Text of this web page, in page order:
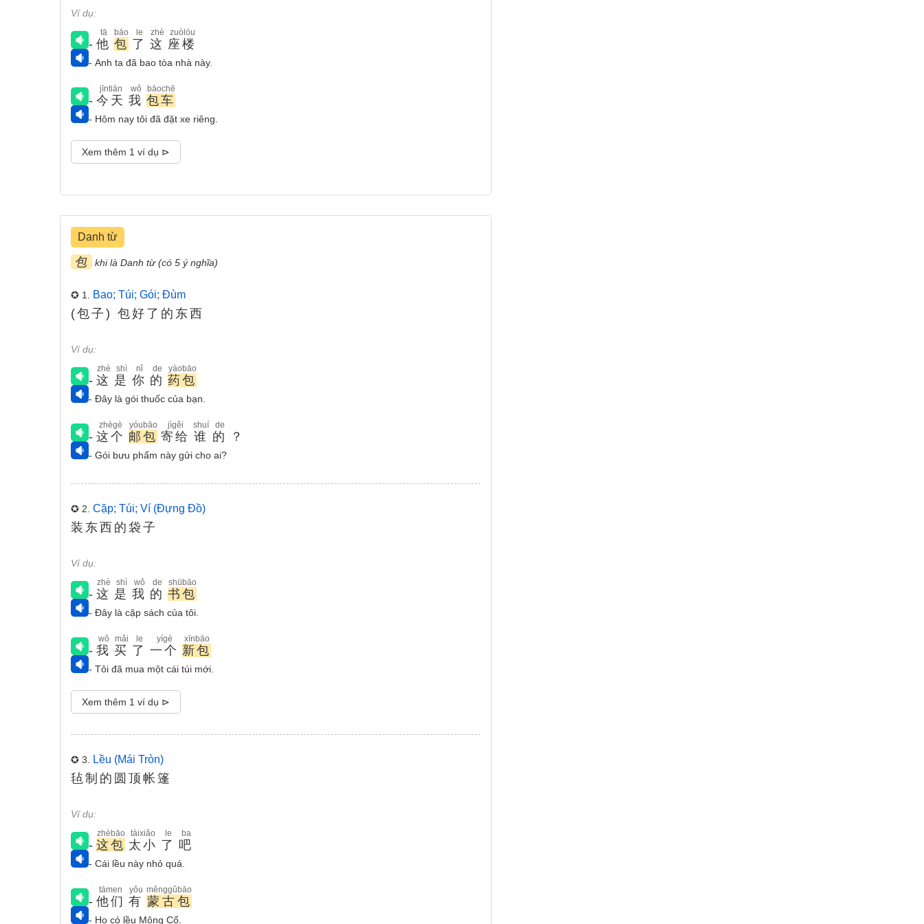
Ví dụ:
- 他
tā
包
bāo
了
le
这
zhè
座楼
zuòlóu
- Anh ta đã bao tòa nhà này.
- 今天
jīntiān
我
wǒ
包车
bāochē
- Hôm nay tôi đã đặt xe riêng.
Xem thêm 1 ví dụ ⊳
Danh từ
包 khi là Danh từ (có 5 ý nghĩa)
✪ 1. Bao; Túi; Gói; Đùm
(包子) 包好了的东西
Ví dụ:
- 这
zhè
是
shì
你
nǐ
的
de
药包
yàobāo
- Đây là gói thuốc của bạn.
- 这个
zhègè
邮包
yóubāo
寄给
jìgěi
谁
shuí
的
de
？
- Gói bưu phẩm này gửi cho ai?
✪ 2. Cặp; Túi; Ví (đựng Đồ)
装东西的袋子
Ví dụ:
- 这
zhè
是
shì
我
wǒ
的
de
书包
shūbāo
- Đây là cặp sách của tôi.
- 我
wǒ
买
mǎi
了
le
一个
yígè
新包
xīnbāo
- Tôi đã mua một cái túi mới.
Xem thêm 1 ví dụ ⊳
✪ 3. Lều (mái Tròn)
毡制的圆顶帐篷
Ví dụ:
- 这包
zhèbāo
太小
tàixiǎo
了
le
吧
ba
- Cái lều này nhỏ quá.
- 他们
tāmen
有
yǒu
蒙古包
měnggǔbāo
- Họ có lều Mông Cổ.